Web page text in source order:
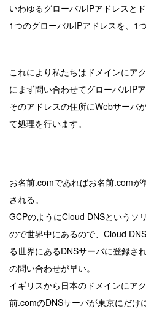
いわゆるグローバルIPアドレスと
1つのグローバルIPアドレスを、1
これにより私たちはドメインにア
にまず問い合わせてグローバルIP
そのアドレスの住所にWebサーバ
て処理を行います。
お名前.comであればお名前.com
される。
GCPのようにCloud DNSというソ
ので世界中にあるので、Cloud
る世界にあるDNSサーバに登録さ
の問い合わせが早い。
イギリスから日本のドメインにア
前.comのDNSサーバが東京にだけ